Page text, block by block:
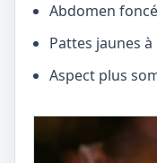
Abdomen
Pattes jaunes à
Aspect plus